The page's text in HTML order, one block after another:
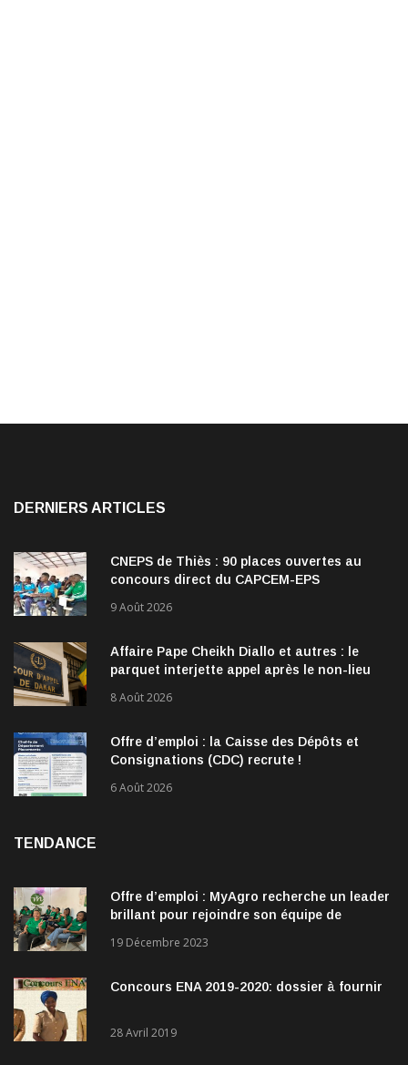
DERNIERS ARTICLES
CNEPS de Thiès : 90 places ouvertes au
concours direct du CAPCEM-EPS
9 Août 2026
Affaire Pape Cheikh Diallo et autres : le
parquet interjette appel après le non-lieu
8 Août 2026
Offre d’emploi : la Caisse des Dépôts et
Consignations (CDC) recrute !
6 Août 2026
TENDANCE
Offre d’emploi : MyAgro recherche un leader
brillant pour rejoindre son équipe de
19 Décembre 2023
Concours ENA 2019-2020: dossier à fournir
28 Avril 2019